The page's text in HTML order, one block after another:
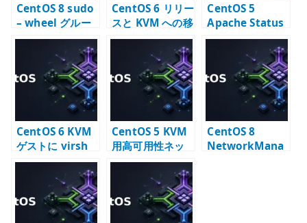
CentOS 8 sudo
– wheel グルー
プと sudoers の
CentOS 6 リリー
スと KVM への移
行 – Xen から
KVM へ変わる時
代の記録
CentOS 5
Apache Status
の確認 –
mod_status で
稼働状態を見る
CentOS 6 KVM
ゲストに virsh
console で接続
する – シリアル
コンソール設定
CentOS 5 KVM
用高可用性ネッ
トワーク設定 –
bonding /
VLAN / bridge
CentOS 8
NetworkMana